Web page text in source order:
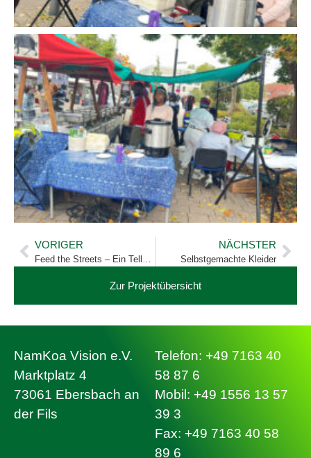
VORIGER NÄCHSTER
Selbstgemachte Kleider
Zur Projektübersicht
NamKoa Vision e.V.
Marktplatz 4
73061 Ebersbach an
der Fils
Telefon: +49 7163 40
58 87 6
Mobil: +49 1556 13 57
39 3
Fax: +49 7163 40 58
89 6